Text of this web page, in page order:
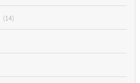
(14)